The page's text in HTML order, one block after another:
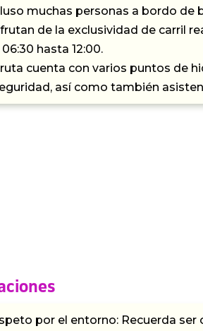
muchas personas a bordo de
de la exclusividad de carril
06:30 hasta 12:00.
ruta cuenta con varios puntos de
así como también
por el entorno: Recuerda